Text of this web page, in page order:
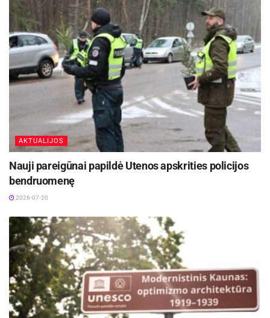
AKTUALIJOS
Nauji pareigūnai papildė Utenos apskrities policijos
bendruomenę
2026-07-20